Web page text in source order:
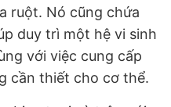
ruột. Nó cũng chứa
duy trì một hệ vi sinh
với việc cung cấp
cần thiết cho cơ thể.